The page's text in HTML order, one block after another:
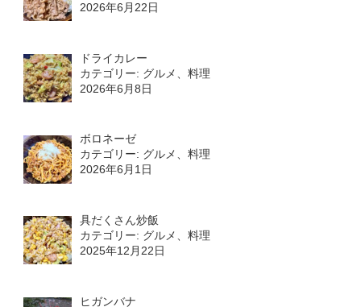
2026年6月22日
ドライカレー
カテゴリー: グルメ、料理
2026年6月8日
ボロネーゼ
カテゴリー: グルメ、料理
2026年6月1日
具だくさん炒飯
カテゴリー: グルメ、料理
2025年12月22日
ヒガンバナ